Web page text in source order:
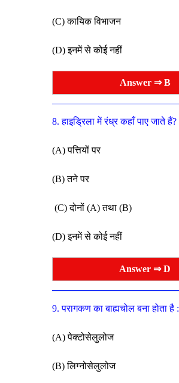
(C) कायिक विभाजन
(D) इनमें से कोई नहीं
Answer ⇒ B
8. हाइड्रिला में रंध्र कहाँ पाए जाते हैं?
(A) पत्तियों पर
(B) तने पर
(C) दोनों (A) तथा (B)
(D) इनमें से कोई नहीं
Answer ⇒ D
9. परागकण का बाह्यचोल बना होता है :
(A) पेक्टोसेलुलोज
(B) लिग्नोसेलुलोज